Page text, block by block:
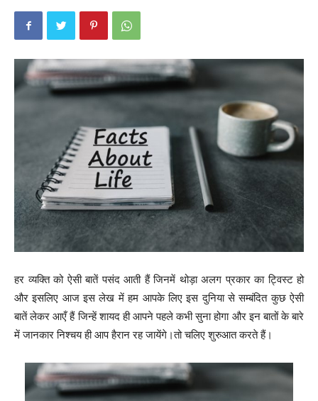
हर व्यक्ति को ऐसी बातें पसंद आती हैं जिनमें थोड़ा अलग प्रकार का ट्विस्ट हो
और इसलिए आज इस लेख में हम आपके लिए इस दुनिया से सम्बंदित कुछ ऐसी
बातें लेकर आएँ हैं जिन्हें शायद ही आपने पहले कभी सुना होगा और इन बातों के बारे
में जानकार निश्चय ही आप हैरान रह जायेंगे।तो चलिए शुरुआत करते हैं।